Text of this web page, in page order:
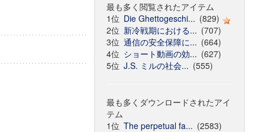
最も多く閲覧されたアイテム
1位 Die Ghettogeschi... (829)
2位 新冷戦期における... (707)
3位 通信の安全保障に... (664)
4位 ショート動画の効... (627)
5位 J.S. ミルの社会... (555)
最も多くダウンロードされたアイ
テム
1位 The perpetual fa... (2583)